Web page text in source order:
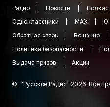
Радио Новости
Одноклассники
MAX О
Обратная связь
Вещание
Политика безопасности
Выдача призов
Акции
© "Русское Радио" 2026. Все